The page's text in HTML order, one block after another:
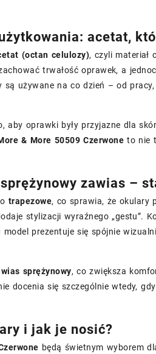
acetat,
(octan celulozy), czyli materiał
trwałość oprawek, a
są używane na co dzień – od
aby oprawki były przyjazne dla
& More 50509 Czerwone to nie
zawias –
trapezowe, co sprawia, że okulary
stylizacji wyraźnego „gestu”.
model prezentuje się spójnie
sprężynowy, co zwiększa
docenia się szczególnie wtedy,
i jak je nosić?
będą świetnym wyborem